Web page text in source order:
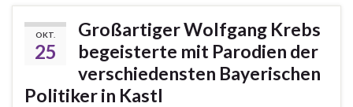
OKT.
25
Großartiger Wolfgang Krebs
begeisterte mit Parodien der
verschiedensten Bayerischen
Politiker in Kastl